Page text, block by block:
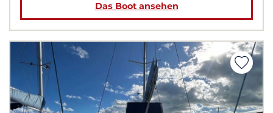
Das Boot ansehen